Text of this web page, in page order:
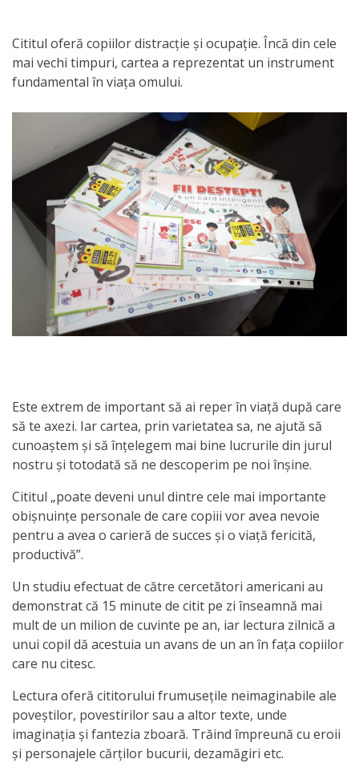
Managementul
instituției
Planuri
de
activitate
Parteneriate
Proiecte
Rapoarte
de
Transparență
Achiziții
publice
Invitații
de
Planuri
de
achiziții
Anticorupție
Știri
Cititul oferă copiilor distracţie şi ocupaţie. Încă din cele
mai vechi timpuri, cartea a reprezentat un instrument
fundamental în viaţa omului.
Este extrem de important să ai reper în viaţă după care
să te axezi. Iar cartea, prin varietatea sa, ne ajută să
cunoaştem şi să înţelegem mai bine lucrurile din jurul
nostru şi totodată să ne descoperim pe noi înşine.
Cititul „poate deveni unul dintre cele mai importante
obişnuinţe personale de care copiii vor avea nevoie
pentru a avea o carieră de succes şi o viaţă fericită,
productivă”.
Un studiu efectuat de către cercetători americani au
demonstrat că 15 minute de citit pe zi înseamnă mai
mult de un milion de cuvinte pe an, iar lectura zilnică a
unui copil dă acestuia un avans de un an în faţa copiilor
care nu citesc.
Lectura oferă cititorului frumuseţile neimaginabile ale
poveştilor, povestirilor sau a altor texte, unde
imaginaţia şi fantezia zboară. Trăind împreună cu eroii
şi personajele cărţilor bucurii, dezamăgiri etc.